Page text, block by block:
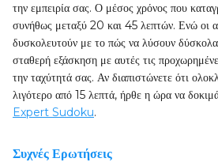
την εμπειρία σας. Ο μέσος χρόνος που
συνήθως μεταξύ 20 και 45 λεπτών. Ενώ οι
δυσκολευτούν με το πώς να λύσουν
σταθερή εξάσκηση με αυτές τις
την ταχύτητά σας. Αν διαπιστώνετε ότι
λιγότερο από 15 λεπτά, ήρθε η ώρα να
Expert Sudoku.
Συχνές Ερωτήσεις